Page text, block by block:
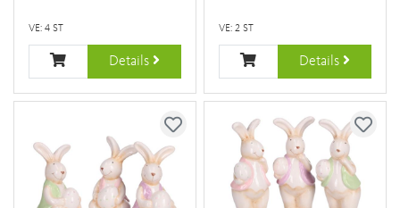
VE: 4 ST
Details
VE: 2 ST
Details